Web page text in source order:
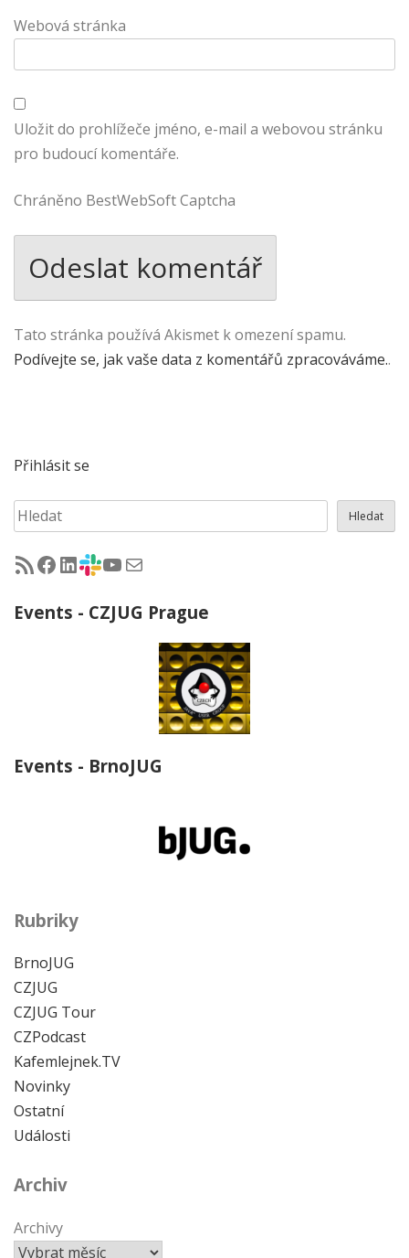
Webová stránka
Uložit do prohlížeče jméno, e-mail a webovou stránku
pro budoucí komentáře.
Chráněno BestWebSoft Captcha
Tato stránka používá Akismet k omezení spamu.
Podívejte se, jak vaše data z komentářů zpracováváme..
Přihlásit se
Hledat Hledat
RSS - články na jug.cz
Facebook skupina Czech Java User Group
LinkedIn skupina Czech Java User Group
CZJUG Slack fórum
CZJUG YouTube kanálCZJUG email
Events - CZJUG Prague
Events - BrnoJUG
Rubriky
BrnoJUG
CZJUG
CZJUG Tour
CZPodcast
Kafemlejnek.TV
Novinky
Ostatní
Události
Archiv
Archivy